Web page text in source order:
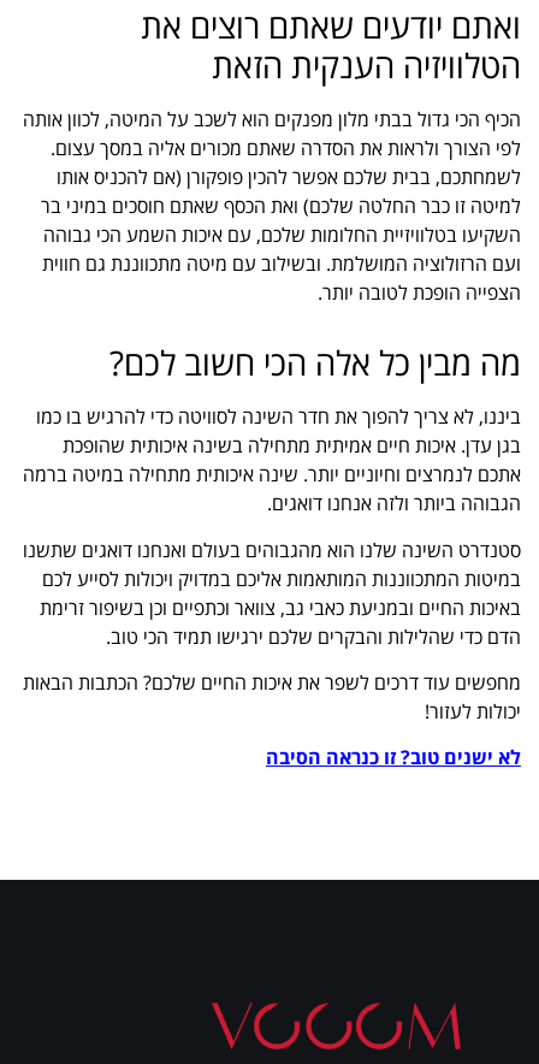
ואתם יודעים שאתם רוצים את
הטלוויזיה הענקית הזאת
הכיף הכי גדול בבתי מלון מפנקים הוא לשכב על המיטה, לכוון אותה
לפי הצורך ולראות את הסדרה שאתם מכורים אליה במסך עצום.
לשמחתכם, בבית שלכם אפשר להכין פופקורן (אם להכניס אותו
למיטה זו כבר החלטה שלכם) ואת הכסף שאתם חוסכים במיני בר
השקיעו בטלוויזיית החלומות שלכם, עם איכות השמע הכי גבוהה
ועם הרזולוציה המושלמת. ובשילוב עם מיטה מתכווננת גם חווית
הצפייה הופכת לטובה יותר.
מה מבין כל אלה הכי חשוב לכם?
ביננו, לא צריך להפוך את חדר השינה לסוויטה כדי להרגיש בו כמו
בגן עדן. איכות חיים אמיתית מתחילה בשינה איכותית שהופכת
אתכם לנמרצים וחיוניים יותר. שינה איכותית מתחילה במיטה ברמה
הגבוהה ביותר ולזה אנחנו דואגים.
סטנדרט השינה שלנו הוא מהגבוהים בעולם ואנחנו דואגים שתשנו
במיטות המתכווננות המותאמות אליכם במדויק ויכולות לסייע לכם
באיכות החיים ובמניעת כאבי גב, צוואר וכתפיים וכן בשיפור זרימת
הדם כדי שהלילות והבקרים שלכם ירגישו תמיד הכי טוב.
מחפשים עוד דרכים לשפר את איכות החיים שלכם? הכתבות הבאות
יכולות לעזור!
לא ישנים טוב? זו כנראה הסיבה